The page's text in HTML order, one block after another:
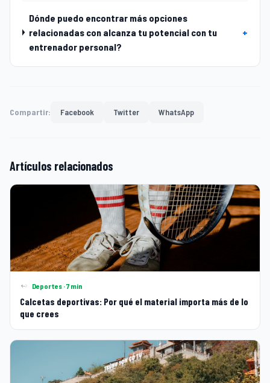
Dónde puedo encontrar más opciones
relacionadas con alcanza tu potencial con tu
entrenador personal?
+
Compartir: Facebook Twitter WhatsApp
Artículos relacionados
Deportes · 7 min
Calcetas deportivas: Por qué el material importa más de lo
que crees